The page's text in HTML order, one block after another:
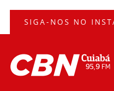
SIGA-NOS NO